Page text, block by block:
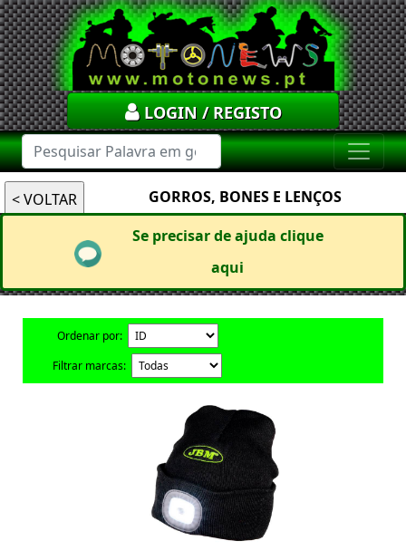
LOGIN / REGISTO
GORROS, BONES E LENÇOS
Se precisar de ajuda clique
aqui
Ordenar por:
Filtrar marcas: